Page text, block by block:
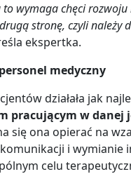
wymaga chęci
stronę, czyli należy
ekspertka.
medyczny
działała jak
pracującym w
się ona opierać na
i wymianie
celu